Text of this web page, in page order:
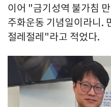
이어 "금기성역 불가침
주화운동 기념일이라니.
절레절레"라고 적었다.